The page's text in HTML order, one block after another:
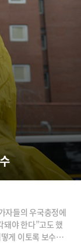
자들의 우국충정에
돼야 한다”고도 했
게 이토록 보수가